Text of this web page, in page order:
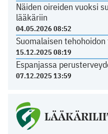
Näiden oireiden vuoksi
lääkäriin
04.05.2026 08:52
Suomalaisen
15.12.2025 08:19
Espanjassa
07.12.2025 13:59